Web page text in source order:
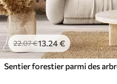
22.07€13.24€